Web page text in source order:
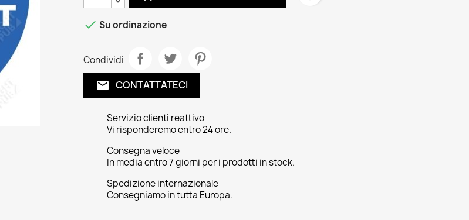
 Su ordinazione
Condividi
email CONTATTATECI
Servizio clienti reattivo
Vi risponderemo entro 24 ore.
Consegna veloce
In media entro 7 giorni per i prodotti in stock.
Spedizione internazionale
Consegniamo in tutta Europa.